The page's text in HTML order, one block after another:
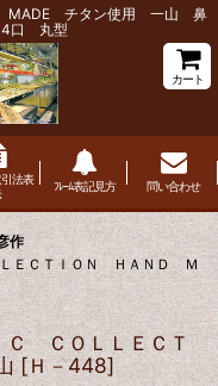
MADE チタン使用 一山 鼻
口 丸型
カート
法表
ﾌﾚｰﾑ表記見方 問い合わせ
作
ＥＣＴＩＯＮ ＨＡＮＤ Ｍ
ＣＯＬＬＥＣＴ
[Ｈ－448]